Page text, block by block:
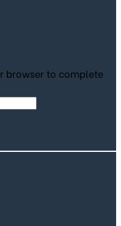
browser to complete